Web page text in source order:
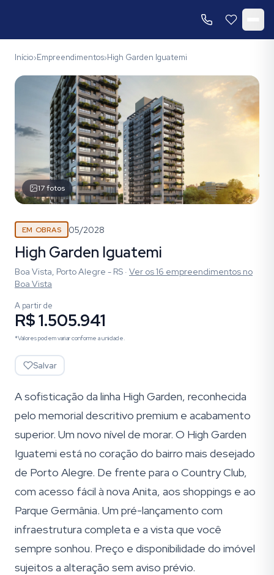
Início›Empreendimentos›High Garden Iguatemi
17fotos
EM OBRAS 05/2028
High Garden Iguatemi
Boa Vista, Porto Alegre - RS · Ver os16 empreendimentos no
Boa Vista
A partir de
R$ 1.505.941
*Valores podem variar conforme a unidade.
Salvar
A sofisticação da linha High Garden, reconhecida
pelo memorial descritivo premium e acabamento
superior. Um novo nível de morar. O High Garden
Iguatemi está no coração do bairro mais desejado
de Porto Alegre. De frente para o Country Club,
com acesso fácil à nova Anita, aos shoppings e ao
Parque Germânia. Um pré-lançamento com
infraestrutura completa e a vista que você
sempre sonhou. Preço e disponibilidade do imóvel
sujeitos a alteração sem aviso prévio.